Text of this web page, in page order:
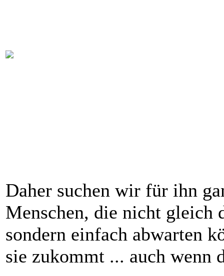
Daher suchen wir für ihn
Menschen, die nicht gleich
sondern einfach abwarten
sie zukommt ... auch wenn